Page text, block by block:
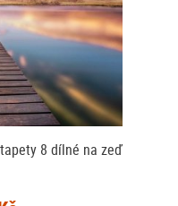
8 dílné na zeď